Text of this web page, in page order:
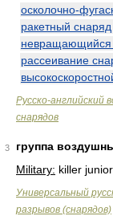
осколочно-
ракетный снаряд
невращающийся
рассеивание
Русско-английский
снарядов
3
группа
Military: killer junior
Универсальный
разрывов (снарядов)